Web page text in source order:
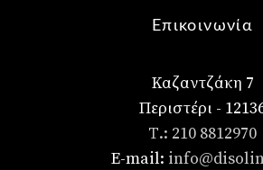
Επικοινωνία
Καζαντζάκη 7
Περιστέρι -
Τ.: 210 8812970
E-mail: